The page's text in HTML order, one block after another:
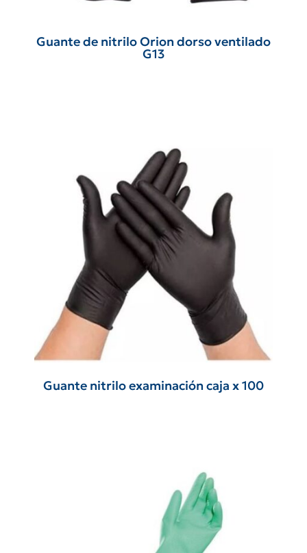
Guante de nitrilo Orion dorso ventilado
G13
Guante nitrilo examinación caja x 100